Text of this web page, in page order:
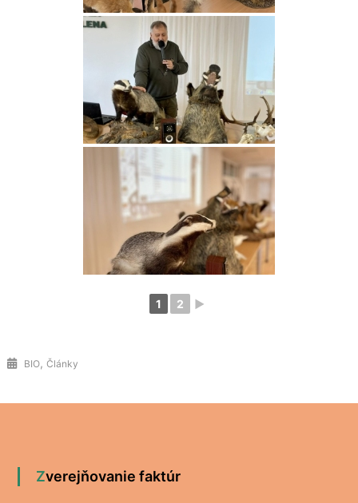
1 2 ►
BIO, Články
Zverejňovanie faktúr